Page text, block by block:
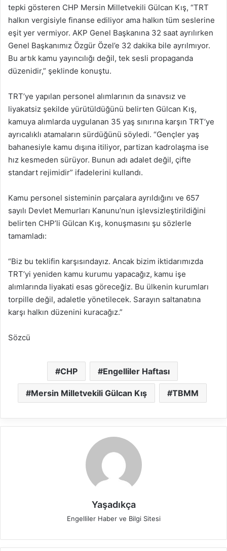
tepki gösteren CHP Mersin Milletvekili Gülcan Kış, “TRT
halkın vergisiyle finanse ediliyor ama halkın tüm seslerine
eşit yer vermiyor. AKP Genel Başkanına 32 saat ayrılırken
Genel Başkanımız Özgür Özel’e 32 dakika bile ayrılmıyor.
Bu artık kamu yayıncılığı değil, tek sesli propaganda
düzenidir,” şeklinde konuştu.
TRT’ye yapılan personel alımlarının da sınavsız ve
liyakatsiz şekilde yürütüldüğünü belirten Gülcan Kış,
kamuya alımlarda uygulanan 35 yaş sınırına karşın TRT’ye
ayrıcalıklı atamaların sürdüğünü söyledi. “Gençler yaş
bahanesiyle kamu dışına itiliyor, partizan kadrolaşma ise
hız kesmeden sürüyor. Bunun adı adalet değil, çifte
standart rejimidir” ifadelerini kullandı.
Kamu personel sisteminin parçalara ayrıldığını ve 657
sayılı Devlet Memurları Kanunu’nun işlevsizleştirildiğini
belirten CHP’li Gülcan Kış, konuşmasını şu sözlerle
tamamladı:
“Biz bu teklifin karşısındayız. Ancak bizim iktidarımızda
TRT’yi yeniden kamu kurumu yapacağız, kamu işe
alımlarında liyakati esas göreceğiz. Bu ülkenin kurumları
torpille değil, adaletle yönetilecek. Sarayın saltanatına
karşı halkın düzenini kuracağız.”
Sözcü
CHP Engelliler Haftası
Mersin Milletvekili Gülcan Kış TBMM
Yaşadıkça
Engelliler Haber ve Bilgi Sitesi